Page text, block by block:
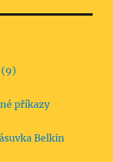
(9)
příkazy
Belkin